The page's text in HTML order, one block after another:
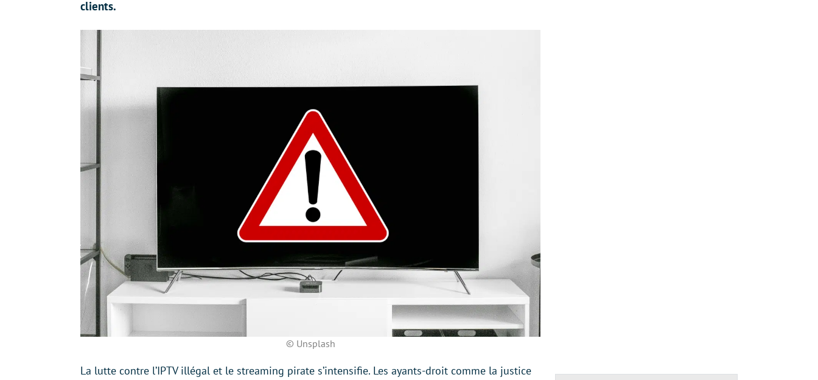
clients.
© Unsplash
La lutte contre l’IPTV illégal et le streaming pirate s’intensifie. Les ayants-droit comme la justice